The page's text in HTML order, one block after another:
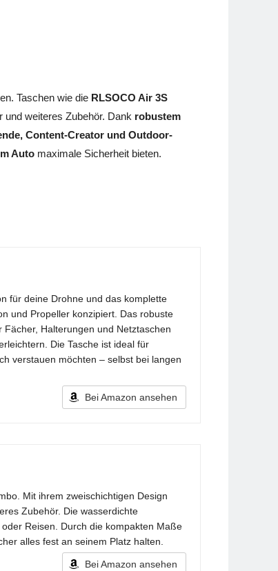
Taschen wie die RLSOCO Air 3S
und weiteres Zubehör. Dank robustem
Content-Creator und Outdoor-
Auto maximale Sicherheit bieten.
für deine Drohne und das komplette
und Propeller konzipiert. Das robuste
Halterungen und Netztaschen
Die Tasche ist ideal für
verstauen möchten – selbst bei langen
Bei Amazon ansehen
Mit ihrem zweischichtigen Design
Zubehör. Die wasserdichte
Reisen. Durch die kompakten Maße
alles fest an seinem Platz halten.
Bei Amazon ansehen